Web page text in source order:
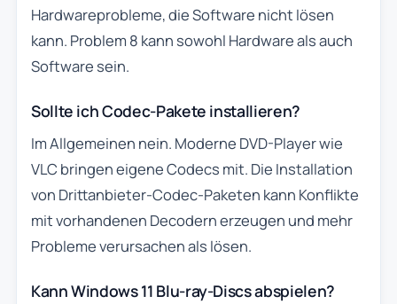
Hardwareprobleme, die Software nicht lösen
kann. Problem 8 kann sowohl Hardware als auch
Software sein.
Sollte ich Codec-Pakete installieren?
Im Allgemeinen nein. Moderne DVD-Player wie
VLC bringen eigene Codecs mit. Die Installation
von Drittanbieter-Codec-Paketen kann Konflikte
mit vorhandenen Decodern erzeugen und mehr
Probleme verursachen als lösen.
Kann Windows 11 Blu-ray-Discs abspielen?